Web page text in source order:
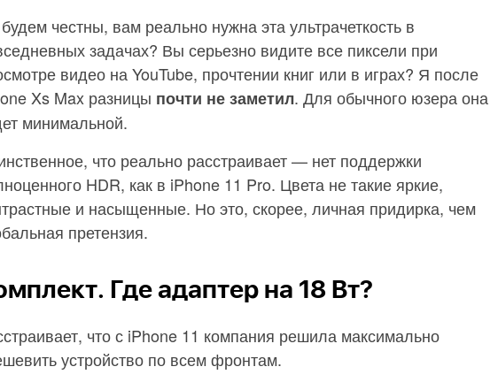
честны, вам реально нужна эта ультрачеткость в
задачах? Вы серьезно видите все пиксели при
видео на YouTube, прочтении книг или в играх? Я после
Xs Max разницы почти не заметил. Для обычного юзера она
минимальной.
что реально расстраивает — нет поддержки
HDR, как в iPhone 11 Pro. Цвета не такие яркие,
и насыщенные. Но это, скорее, личная придирка, чем
претензия.
Где адаптер на 18 Вт?
что с iPhone 11 компания решила максимально
устройство по всем фронтам.